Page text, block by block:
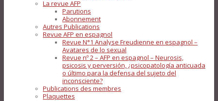
La revue AFP
Parutions
Abonnement
Autres Publications
Revue AFP en espagnol
Revue N°1 Analyse Freudienne en espagnol –
Avatares de lo sexual
Revue nº 2 – AFP en espagnol – Neurosis,
psicosis y perversión, ¿psicopatología anticuada
o último para la defensa del sujeto del
inconsciente?
Publications des membres
Plaquettes